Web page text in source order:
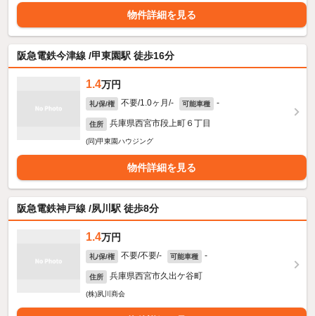
物件詳細を見る
阪急電鉄今津線 /甲東園駅 徒歩16分
1.4万円
礼/保/権 不要/1.0ヶ月/- 可能車種 -
住所 兵庫県西宮市段上町６丁目
(同)甲東園ハウジング
物件詳細を見る
阪急電鉄神戸線 /夙川駅 徒歩8分
1.4万円
礼/保/権 不要/不要/- 可能車種 -
住所 兵庫県西宮市久出ケ谷町
(株)夙川商会